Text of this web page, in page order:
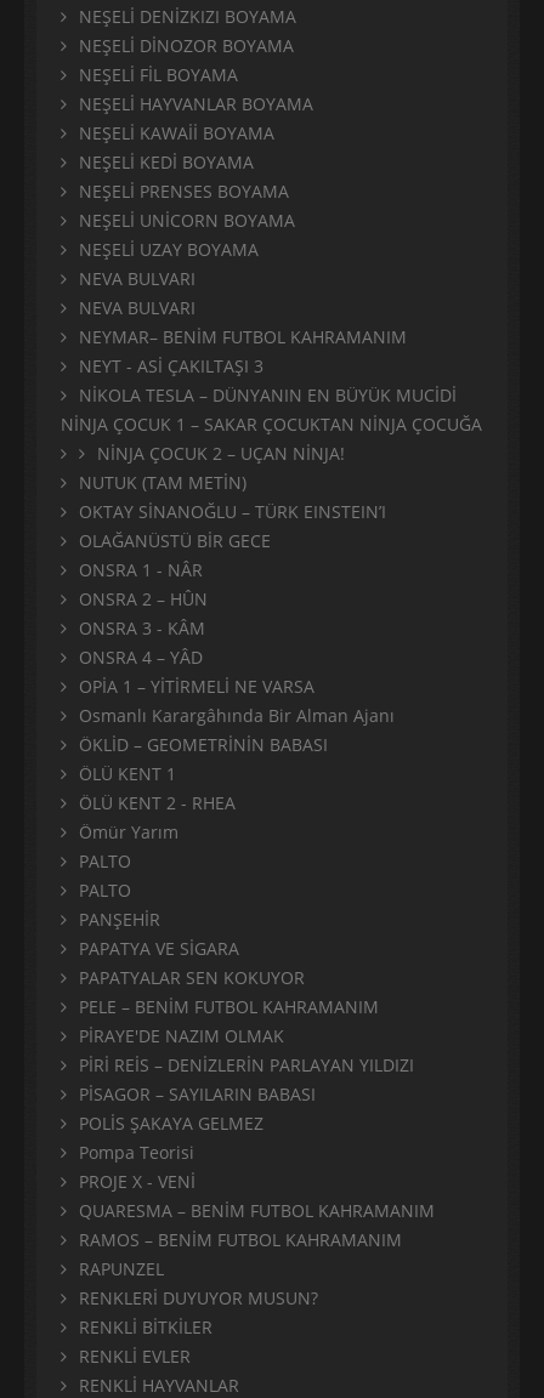
NEŞELİ DENİZKIZI BOYAMA
NEŞELİ DİNOZOR BOYAMA
NEŞELİ FİL BOYAMA
NEŞELİ HAYVANLAR BOYAMA
NEŞELİ KAWAİİ BOYAMA
NEŞELİ KEDİ BOYAMA
NEŞELİ PRENSES BOYAMA
NEŞELİ UNİCORN BOYAMA
NEŞELİ UZAY BOYAMA
NEVA BULVARI
NEVA BULVARI
NEYMAR– BENİM FUTBOL KAHRAMANIM
NEYT - ASİ ÇAKILTAŞI 3
NİKOLA TESLA – DÜNYANIN EN BÜYÜK MUCİDİ
NİNJA ÇOCUK 1 – SAKAR ÇOCUKTAN NİNJA ÇOCUĞA
NİNJA ÇOCUK 2 – UÇAN NİNJA!
NUTUK (TAM METİN)
OKTAY SİNANOĞLU – TÜRK EINSTEIN’I
OLAĞANÜSTÜ BİR GECE
ONSRA 1 - NÂR
ONSRA 2 – HÛN
ONSRA 3 - KÂM
ONSRA 4 – YÂD
OPİA 1 – YİTİRMELİ NE VARSA
Osmanlı Karargâhında Bir Alman Ajanı
ÖKLİD – GEOMETRİNİN BABASI
ÖLÜ KENT 1
ÖLÜ KENT 2 - RHEA
Ömür Yarım
PALTO
PALTO
PANŞEHİR
PAPATYA VE SİGARA
PAPATYALAR SEN KOKUYOR
PELE – BENİM FUTBOL KAHRAMANIM
PİRAYE'DE NAZIM OLMAK
PİRİ REİS – DENİZLERİN PARLAYAN YILDIZI
PİSAGOR – SAYILARIN BABASI
POLİS ŞAKAYA GELMEZ
Pompa Teorisi
PROJE X - VENİ
QUARESMA – BENİM FUTBOL KAHRAMANIM
RAMOS – BENİM FUTBOL KAHRAMANIM
RAPUNZEL
RENKLERİ DUYUYOR MUSUN?
RENKLİ BİTKİLER
RENKLİ EVLER
RENKLİ HAYVANLAR